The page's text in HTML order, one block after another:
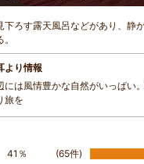
下ろす露天風呂などがあり、静
より情報
には風情豊かな自然がいっぱい
旅を
41％
(65件)